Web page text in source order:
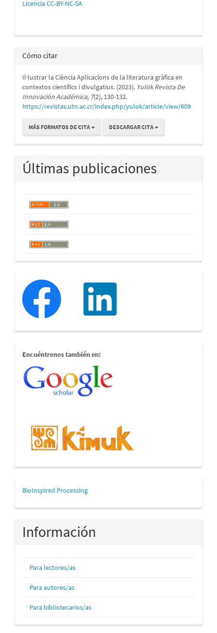
Licencia CC-BY-NC-SA
Cómo citar
Il·lustrar la Ciència Aplicacions de la literatura gràfica en
contextos científics i divulgatius. (2023). Yulök Revista De
Innovación Académica, 7(2), 130-132.
https://revistas.utn.ac.cr/index.php/yulok/article/view/609
MÁS FORMATOS DE CITA DESCARGAR CITA
Últimas publicaciones
redessociales
estamostambien
Encuéntrenos también en:
mascerca
BioInspired Processing
Información
Para lectores/as
Para autores/as
Para bibliotecarios/as